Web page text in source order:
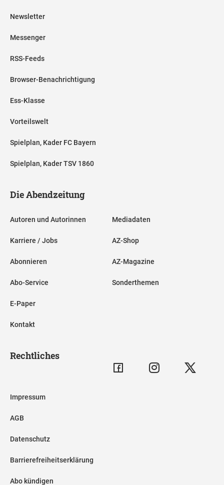
Newsletter
Messenger
RSS-Feeds
Browser-Benachrichtigung
Ess-Klasse
Vorteilswelt
Spielplan, Kader FC Bayern
Spielplan, Kader TSV 1860
Die Abendzeitung
Autoren und Autorinnen
Karriere / Jobs
Abonnieren
Abo-Service
E-Paper
Kontakt
Mediadaten
AZ-Shop
AZ-Magazine
Sonderthemen
Rechtliches
Impressum
AGB
Datenschutz
Barrierefreiheitserklärung
Abo kündigen